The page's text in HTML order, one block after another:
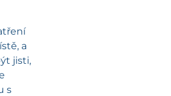
a
jisti,
s